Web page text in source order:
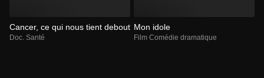
Cancer, ce qui nous tient debout
Doc. Santé
Mon idole
Film Comédie dramatique